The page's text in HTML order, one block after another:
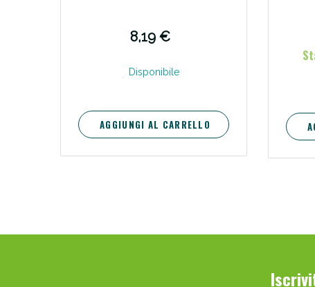
8,19 €
Disponibile
AGGIUNGI AL CARRELLO